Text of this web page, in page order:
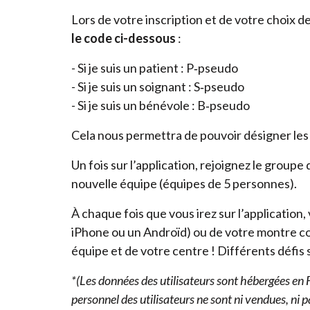
Lors de votre inscription et de votre choix
le code ci-dessous :
- Si je suis un patient : P‑pseudo
- Si je suis un soignant : S‑pseudo
- Si je suis un bénévole : B‑pseudo
Cela nous permettra de pouvoir désigner
Un fois sur l’application, rejoignez le
nouvelle équipe (équipes de 5personnes).
À chaque fois que vous irez sur
iPhone ou un Androïd) ou de votre montre
équipe et de votre centre ! Différents défis
*(Les données des utilisateurs sont hébergées
personnel des utilisateurs ne sont ni vendues, ni